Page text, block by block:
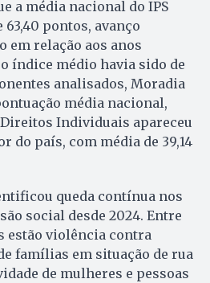
a média nacional do IPS
pontos, avanço
em relação aos anos
índice médio havia sido de
analisados, Moradia
média nacional,
Direitos Individuais apareceu
do país, com média de 39,14
queda contínua nos
social desde 2024. Entre
estão violência contra
famílias em situação de rua
de mulheres e pessoas